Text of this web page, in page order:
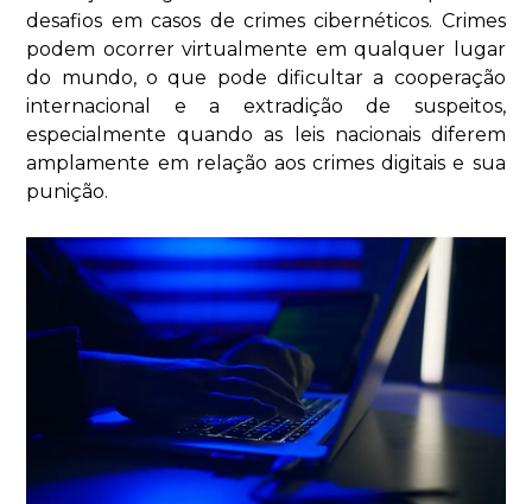
desafios em casos de crimes cibernéticos. Crimes
podem ocorrer virtualmente em qualquer lugar
do mundo, o que pode dificultar a cooperação
internacional e a extradição de suspeitos,
especialmente quando as leis nacionais diferem
amplamente em relação aos crimes digitais e sua
punição.